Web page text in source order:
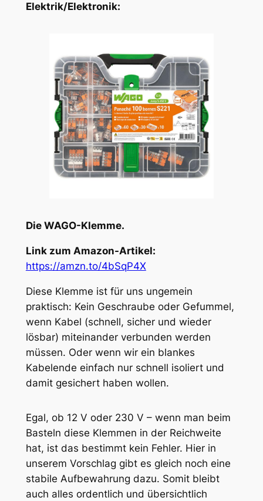
Elektrik/Elektronik:
Die WAGO-Klemme.
Link zum Amazon-Artikel:
https://amzn.to/4bSqP4X
Diese Klemme ist für uns ungemein
praktisch: Kein Geschraube oder Gefummel,
wenn Kabel (schnell, sicher und wieder
lösbar) miteinander verbunden werden
müssen. Oder wenn wir ein blankes
Kabelende einfach nur schnell isoliert und
damit gesichert haben wollen.
Egal, ob 12 V oder 230 V – wenn man beim
Basteln diese Klemmen in der Reichweite
hat, ist das bestimmt kein Fehler. Hier in
unserem Vorschlag gibt es gleich noch eine
stabile Aufbewahrung dazu. Somit bleibt
auch alles ordentlich und übersichtlich